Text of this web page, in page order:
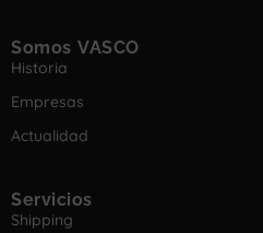
Somos VASCO
Historia
Empresas
Actualidad
Servicios
Shipping